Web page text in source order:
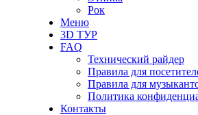
Рок
Меню
3D ТУР
FAQ
Технический райдер
Правила для
Правила для
Политика
Контакты